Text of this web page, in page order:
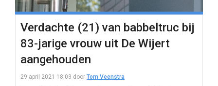
Verdachte (21) van babbeltruc bij
83-jarige vrouw uit De Wijert
aangehouden
29 april 2021 18:03 door Tom Veenstra